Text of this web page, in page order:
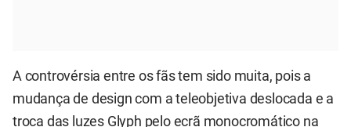
A controvérsia entre os fãs tem sido muita, pois a
mudança de design com a teleobjetiva deslocada e a
troca das luzes Glyph pelo ecrã monocromático na